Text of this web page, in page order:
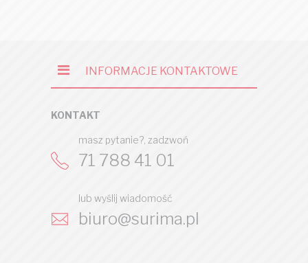
INFORMACJE KONTAKTOWE
KONTAKT
masz pytanie?, zadzwoń
71 788 41 01
lub wyślij wiadomość
biuro@surima.pl